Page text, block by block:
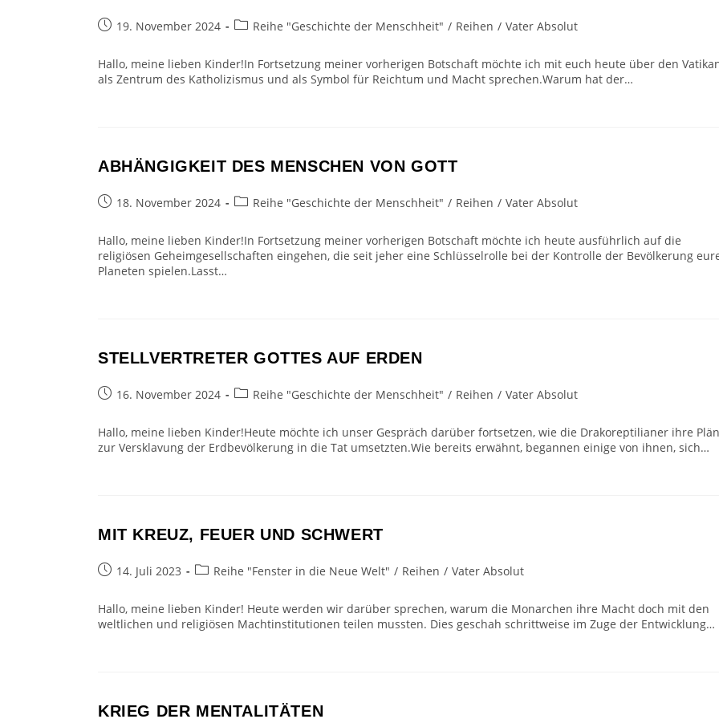
Beitrag19. November 2024
Beitrags-
Reihe "Geschichte der Menschheit" / Reihen / Vater Absolut
Hallo, meine lieben Kinder!In Fortsetzung meiner vorherigen Botschaft möchte ich mit euch heute über den
als Zentrum des Katholizismus und als Symbol für Reichtum und Macht sprechen.Warum hat der…
ABHÄNGIGKEIT DES MENSCHEN VON GOTT
Beitrag18. November 2024
Beitrags-
Reihe "Geschichte der Menschheit" / Reihen / Vater Absolut
Hallo, meine lieben Kinder!In Fortsetzung meiner vorherigen Botschaft möchte ich heute ausführlich auf die
religiösen Geheimgesellschaften eingehen, die seit jeher eine Schlüsselrolle bei der Kontrolle der Bevölkerung
Planeten spielen.Lasst…
STELLVERTRETER GOTTES AUF ERDEN
Beitrag16. November 2024
Beitrags-
Reihe "Geschichte der Menschheit" / Reihen / Vater Absolut
Hallo, meine lieben Kinder!Heute möchte ich unser Gespräch darüber fortsetzen, wie die Drakoreptilianer ihre
zur Versklavung der Erdbevölkerung in die Tat umsetzten.Wie bereits erwähnt, begannen einige von ihnen, sich…
MIT KREUZ, FEUER UND SCHWERT
Beitrag14. Juli 2023
Beitrags-
Reihe "Fenster in die Neue Welt" / Reihen / Vater Absolut
Hallo, meine lieben Kinder! Heute werden wir darüber sprechen, warum die Monarchen ihre Macht doch mit den
weltlichen und religiösen Machtinstitutionen teilen mussten. Dies geschah schrittweise im Zuge der Entwicklung…
KRIEG DER MENTALITÄTEN